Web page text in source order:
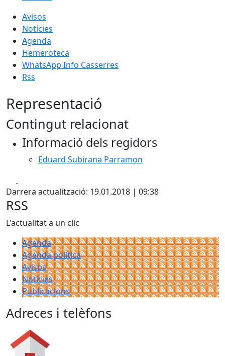
Avisos
Notícies
Agenda
Hemeroteca
WhatsApp Info Casserres
Rss
Representació
Contingut relacionat
Informació dels regidors
Eduard Subirana Parramon
Darrera actualització: 19.01.2018 | 09:38
RSS
L'actualitat a un clic
Agenda
Agenda política
Avisos
Notícies
Publicacions
Adreces i telèfons